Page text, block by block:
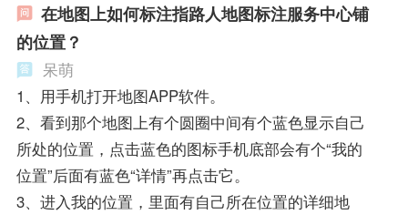
在地图上如何标注指路人地图标注服务中心铺
的位置？
呆萌
1、用手机打开地图APP软件。
2、看到那个地图上有个圆圈中间有个蓝色显示自己
所处的位置，点击蓝色的图标手机底部会有个“我的
位置”后面有蓝色“详情”再点击它。
3、进入我的位置，里面有自己所在位置的详细地